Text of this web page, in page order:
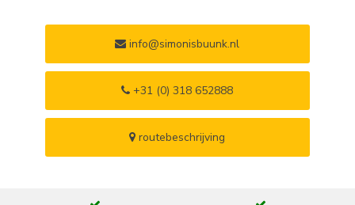
info@simonisbuunk.nl
+31 (0) 318 652888
routebeschrijving